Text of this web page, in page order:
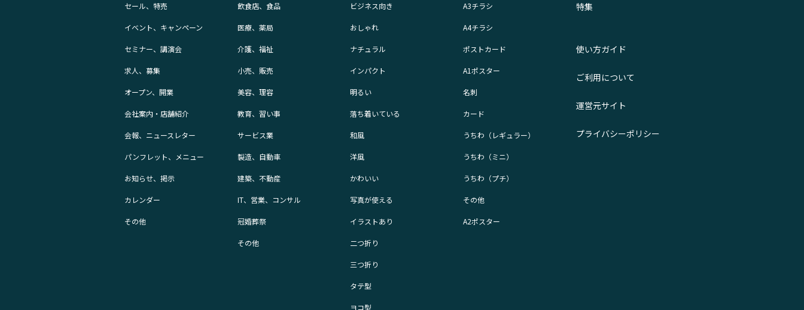
セール、特売
イベント、キャンペーン
セミナー、講演会
求人、募集
オープン、開業
会社案内・店舗紹介
会報、ニュースレター
パンフレット、メニュー
お知らせ、掲示
カレンダー
その他
飲食店、食品
医療、薬局
介護、福祉
小売、販売
美容、理容
教育、習い事
サービス業
製造、自動車
建築、不動産
IT、営業、コンサル
冠婚葬祭
その他
ビジネス向き
おしゃれ
ナチュラル
インパクト
明るい
落ち着いている
和風
洋風
かわいい
写真が使える
イラストあり
二つ折り
三つ折り
タテ型
ヨコ型
A3チラシ
A4チラシ
ポストカード
A1ポスター
名刺
カード
うちわ（レギュラー）
うちわ（ミニ）
うちわ（プチ）
その他
A2ポスター
特集
使い方ガイド
ご利用について
運営元サイト
プライバシーポリシー